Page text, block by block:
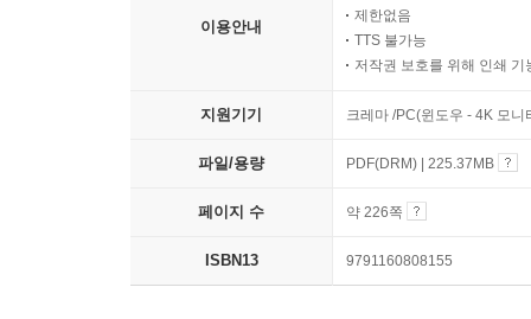
이용안내
제한없음
TTS 불가능
저작권 보호를 위해 인쇄 기
지원기기 크레마 /PC(윈도우 - 4K 모
파일/용량 PDF(DRM) | 225.37MB
페이지 수 약 226쪽
ISBN13 9791160808155